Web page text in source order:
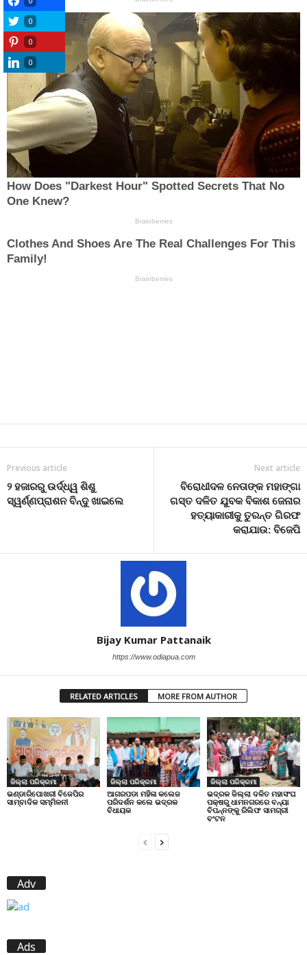
Previous article
୨ ହଜାରରୁ ଉର୍ଦ୍ଧ୍ୱ ଶିଶୁ
ସ୍ୱର୍ଣ୍ଣପ୍ରାଶନ ବିନ୍ଦୁ ଖାଇଲେ
Next article
ବିରୋଧୀଦଳ ନେତାଙ୍କ ମହାଙ୍ଗା
ଗସ୍ତ ଦଳିତ ଯୁବକ ବିକାଶ ଜେନାର
ହତ୍ୟାକାରୀକୁ ତୁରନ୍ତ ଗିରଫ
କରାଯାଉ: ବିଜେପି
Bijay Kumar Pattanaik
https://www.odiapua.com
RELATED ARTICLES MORE FROM AUTHOR
ଜିଲ୍ଲା ପରିକ୍ରମା
ଭଣ୍ଡାରିପୋଖରୀ ବିଜେପିର
ସାମ୍ବାଦିକ ସମ୍ମିଳନୀ
ଜିଲ୍ଲା ପରିକ୍ରମା
ଆଗରପଡା ମହିଳା କଲେଜ
ପରିଦର୍ଶନ କଲେ ଭଦ୍ରକ
ବିଧାୟକ
ଜିଲ୍ଲା ପରିକ୍ରମା
ଭଦ୍ରକ ଜିଲ୍ଲା ଦଳିତ ମହାସଂଘ
ପକ୍ଷରୁ ଧାମନଗରରେ ବନ୍ୟା
ବିପନ୍ନଙ୍କୁ ରିଲିଫ ସାମଗ୍ରୀ
ବଂଟନ
Adv
Ads
0
0
0